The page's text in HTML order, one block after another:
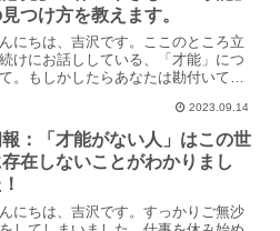
つけ方を教えます。
にちは、吉沢です。ここのところ立
けにお話ししている、「才能」につ
。もしかしたらあなたは勘付いてい
「才能」に特化した内容にしていくつ
です。「才能」とばかり言ってます
「個性」という表現も...
2023.09.14
報：「才能がない人」はこの世
在しないことがわかりまし
にちは、吉沢です。すっかりご無沙